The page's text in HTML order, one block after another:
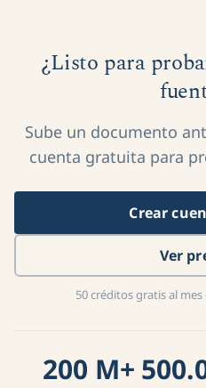
¿Listo para
Sube un documento
cuenta gratuita para
Crear
Ver
50 créditos gratis al
200 M+